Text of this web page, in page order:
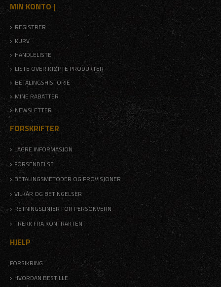
MIN KONTO |
REGISTRER
KURV
HANDLELISTE
LISTE OVER KJØPTE PRODUKTER
BETALINGSHISTORIE
MINE RABATTER
NEWSLETTER
FORSKRIFTER
LAGRE INFORMASJON
FORSENDELSE
BETALINGSMETODER OG PROVISJONER
VILKÅR OG BETINGELSER
RETNINGSLINJER FOR PERSONVERN
TREKK FRA KONTRAKTEN
HJELP
FORSIKRING
HVORDAN BESTILLE